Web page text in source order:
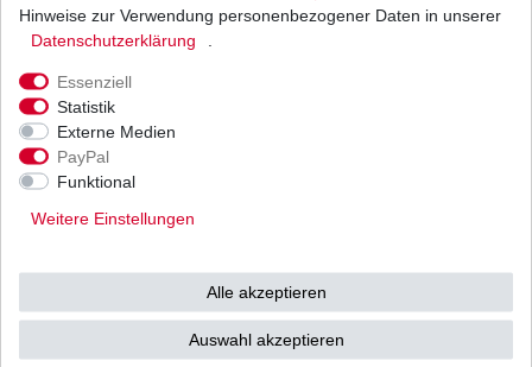
Versand
Ab einem Warenwert von
500 Euro versenden wir
53783 Eitorf (
unbedingt Termin
Hinweise zur Verwendung personenbezogener Daten in unserer
Daten­schutz­erklärung
Essenziell
Statistik
Externe Medien
PayPal
Funktional
Weitere Einstellungen
Alle akzeptieren
Auswahl akzeptieren